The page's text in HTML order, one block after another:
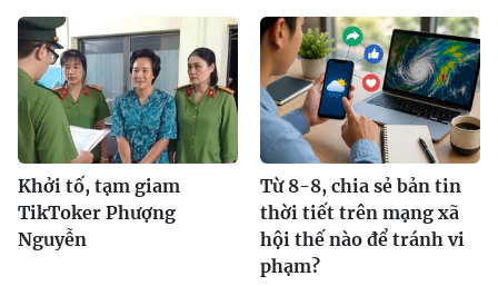
Khởi tố, tạm giam
TikToker Phượng
Nguyễn
Từ 8-8, chia sẻ bản tin
thời tiết trên mạng xã
hội thế nào để tránh vi
phạm?